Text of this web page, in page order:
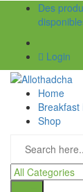
Des
Login
Home
Breakfast
Shop